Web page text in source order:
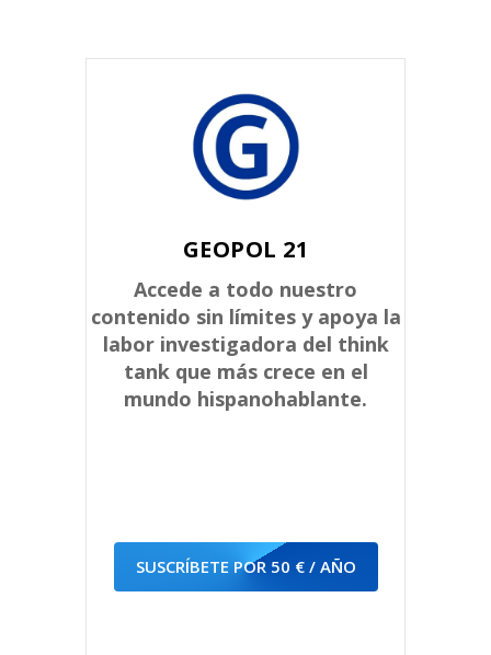
GEOPOL 21
Accede a todo nuestro
contenido sin límites y apoya la
labor investigadora del think
tank que más crece en el
mundo hispanohablante.
SUSCRÍBETE POR 50 € / AÑO